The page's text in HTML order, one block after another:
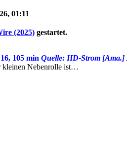
01:11
(2025) gestartet.
105 min Quelle: HD-Strom [Ama.]
kleinen Nebenrolle ist…